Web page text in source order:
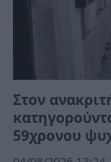
Στον
59χρονου